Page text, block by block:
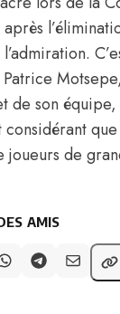
de son
joueurs de
AMIS